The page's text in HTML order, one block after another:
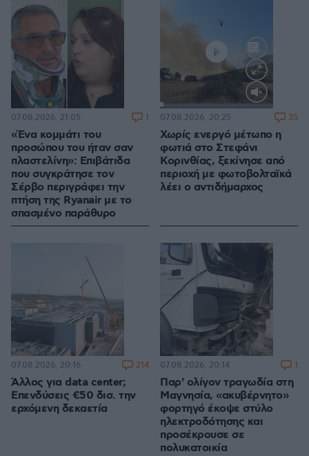
«Ένα κομμάτι του
προσώπου του ήταν σαν
πλαστελίνη»: Επιβάτιδα
που συγκράτησε τον
Σέρβο περιγράφει την
πτήση της Ryanair με το
σπασμένο παράθυρο
07.08.2026, 21:05 1
Loaded:
100.00%
Χωρίς ενεργό μέτωπο η
φωτιά στο Στεφάνι
Κορινθίας, ξεκίνησε από
περιοχή με φωτοβολταϊκά
λέει ο αντιδήμαρχος
07.08.2026, 20:25 35
Άλλος για data center;
Επενδύσεις €50 δισ. την
ερχόμενη δεκαετία
07.08.2026, 20:16 214
Παρ' ολίγον τραγωδία στη
Μαγνησία, «ακυβέρνητο»
φορτηγό έκοψε στύλο
ηλεκτροδότησης και
προσέκρουσε σε
πολυκατοικία
07.08.2026, 20:14 1